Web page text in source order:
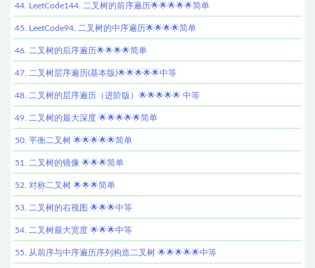
44. LeetCode144. 二叉树的前序遍历🌟🌟🌟🌟🌟简单
45. LeetCode94. 二叉树的中序遍历🌟🌟🌟🌟简单
46. 二叉树的后序遍历🌟🌟🌟🌟简单
47. 二叉树层序遍历(基本版)🌟🌟🌟🌟🌟中等
48. 二叉树的层序遍历（进阶版）🌟🌟🌟🌟🌟 中等
49. 二叉树的最大深度 🌟🌟🌟🌟🌟简单
50. 平衡二叉树 🌟🌟🌟🌟🌟简单
51. 二叉树的镜像 🌟🌟🌟简单
52. 对称二叉树 🌟🌟🌟简单
53. 二叉树的右视图 🌟🌟🌟中等
54. 二叉树最大宽度 🌟🌟🌟中等
55. 从前序与中序遍历序列构造二叉树 🌟🌟🌟🌟🌟中等